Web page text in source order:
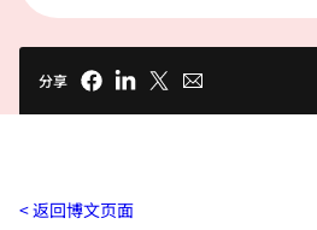
分享
返回博文页面